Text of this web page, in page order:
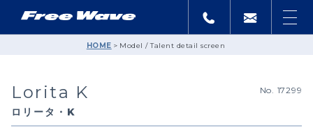
HOME Model / Talent detail screen
Lorita K
ロリータ・K
No. 17299